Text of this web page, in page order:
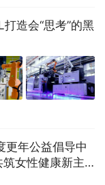
造会“思考”的黑
更年公益倡导中
女性健康新主